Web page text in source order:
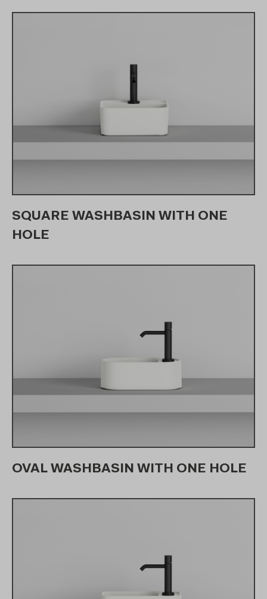
SQUARE WASHBASIN WITH ONE
HOLE
OVAL WASHBASIN WITH ONE HOLE